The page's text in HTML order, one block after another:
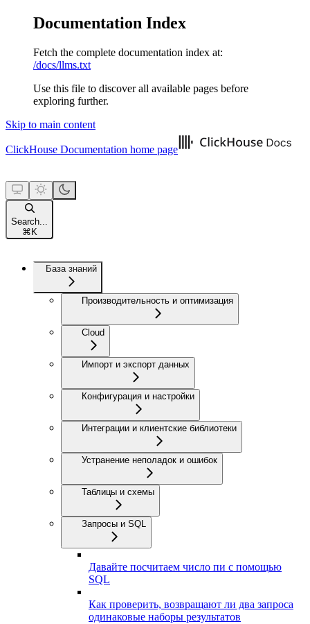
Documentation Index
Fetch the complete documentation index at:
/docs/llms.txt
Use this file to discover all available pages before
exploring further.
Skip to main content
ClickHouse Documentation home page
Search...
⌘ K
База знаний
Производительность и оптимизация
Cloud
Импорт и экспорт данных
Конфигурация и настройки
Интеграции и клиентские библиотеки
Устранение неполадок и ошибок
Таблицы и схемы
Запросы и SQL
Давайте посчитаем число пи с помощью
SQL
Как проверить, возвращают ли два запроса
одинаковые наборы результатов